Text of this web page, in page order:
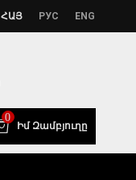
ՀԱՅ РУС ENG
0
Իմ Զամբյուղը